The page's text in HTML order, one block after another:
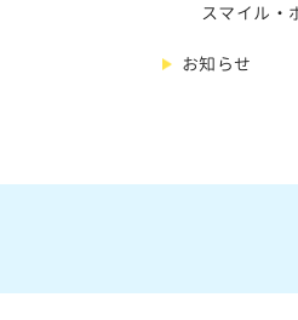
スマイル・
お知らせ